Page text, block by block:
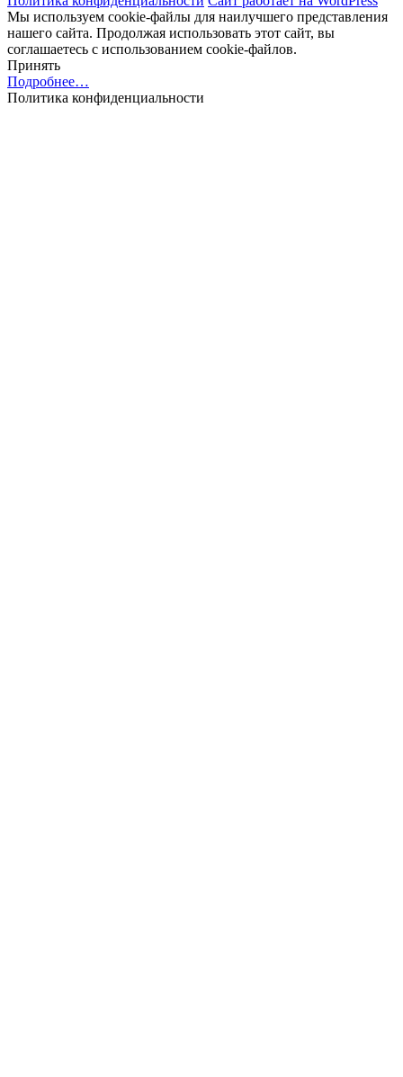
Мы используем cookie-файлы для наилучшего представления
нашего сайта. Продолжая использовать этот сайт, вы
соглашаетесь с использованием cookie-файлов.
Принять
Подробнее…
Политика конфиденциальности